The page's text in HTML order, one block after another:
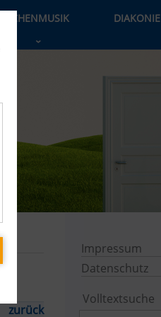
KIRCHENMUSIK
›
DIAKONIE
zurück
Impressum
Datenschutz
Volltextsuche